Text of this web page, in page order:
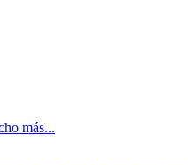
más...